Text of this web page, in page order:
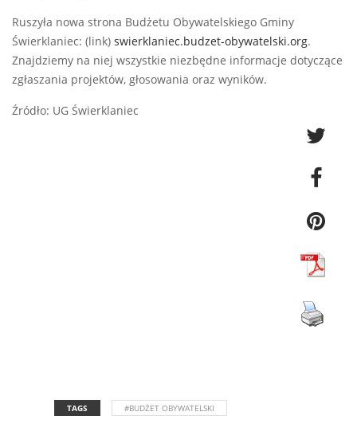
Ruszyła nowa strona Budżetu Obywatelskiego Gminy
Świerklaniec: (link) swierklaniec.budzet-obywatelski.org.
Znajdziemy na niej wszystkie niezbędne informacje dotyczące
zgłaszania projektów, głosowania oraz wyników.
Źródło: UG Świerklaniec
TAGS #BUDŻET OBYWATELSKI